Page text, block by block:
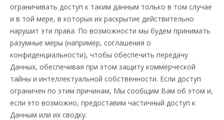
ограничивать доступ к таким данным только в том случае
и в той мере, в которых их раскрытие действительно
нарушит эти права. По возможности мы будем принимать
разумные меры (например, соглашения о
конфиденциальности), чтобы обеспечить передачу
Данных, обеспечивая при этом защиту коммерческой
тайны и интеллектуальной собственности. Если доступ
ограничен по этим причинам, Мы сообщим Вам об этом и,
если это возможно, предоставим частичный доступ к
Данным или их сводку.